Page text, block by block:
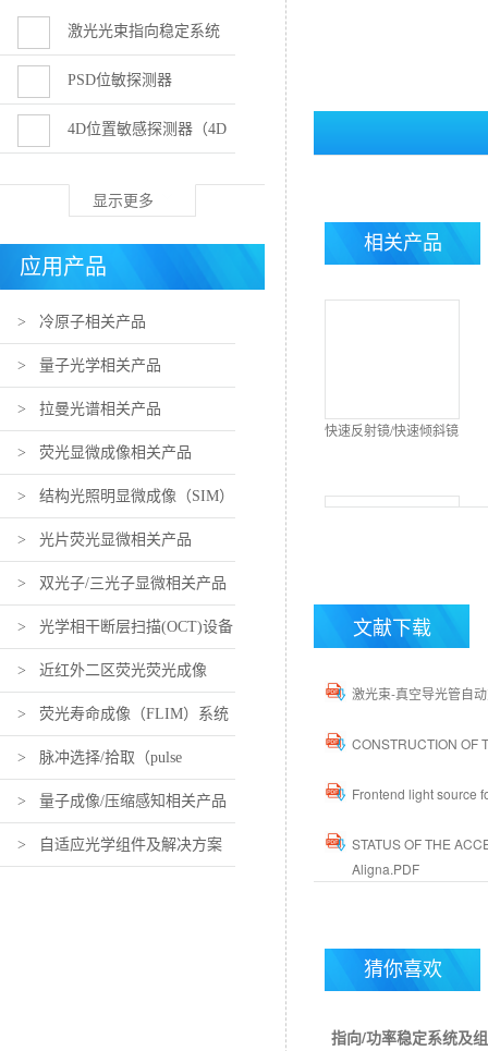
激光光束指向稳定系统
PSD位敏探测器
4D位置敏感探测器（4D
显示更多
应用产品
> 冷原子相关产品
> 量子光学相关产品
> 拉曼光谱相关产品
> 荧光显微成像相关产品
> 结构光照明显微成像（SIM）
相关产品
> 光片荧光显微相关产品
> 双光子/三光子显微相关产品
> 光学相干断层扫描(OCT)设备
及组件
> 近红外二区荧光荧光成像
（近红外活体荧光成像）设备及
组件
> 荧光寿命成像（FLIM）系统
及组件
> 脉冲选择/拾取（pulse
picking）系统及组件
> 量子成像/压缩感知相关产品
> 自适应光学组件及解决方案
相关产品
快速反射镜/快速倾斜镜
电光偏转器/电光偏转系
统/EOD
（电动功率衰减器）
功率和光斑分析仪
文献下载
激光束-真空导光管自
CONSTRUCTION OF
Frontend light source
STATUS OF THE
Aligna.PDF
猜你喜欢
指向/功率稳定系统及